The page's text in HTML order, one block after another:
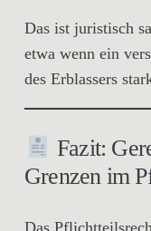
Das ist juristisch
etwa wenn ein
des Erblassers
Fazit:
Grenzen im
Das